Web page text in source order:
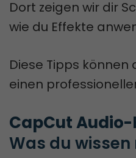
Dort zeigen wir dir
wie du Effekte
Diese Tipps können
einen
CapCut
Was du